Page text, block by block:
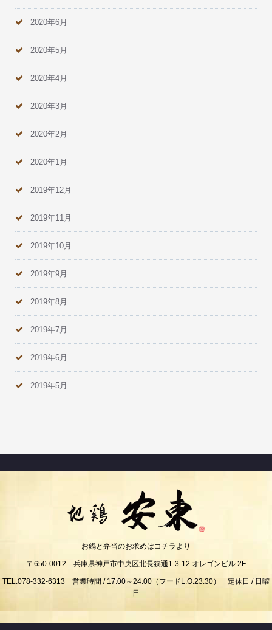
2020年6月
2020年5月
2020年4月
2020年3月
2020年2月
2020年1月
2019年12月
2019年11月
2019年10月
2019年9月
2019年8月
2019年7月
2019年6月
2019年5月
お鍋と弁当のお求めはコチラより
〒650-0012 兵庫県神戸市中央区北長狭通1-3-12 オレゴンビル 2F
TEL.078-332-6313 営業時間 / 17:00～24:00（フードL.O.23:30） 定休日 / 日曜
日